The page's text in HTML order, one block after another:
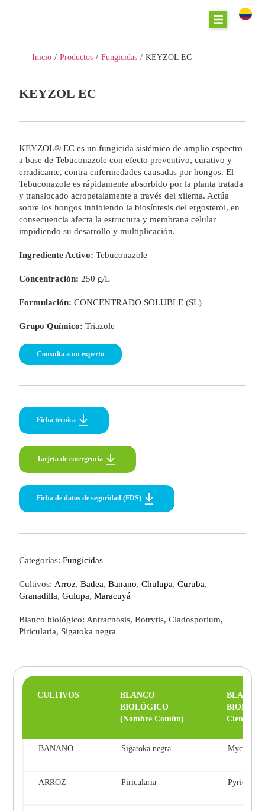
Inicio / Productos / Fungicidas / KEYZOL EC
KEYZOL EC
KEYZOL® EC es un fungicida sistémico de amplio espectro
a base de Tebuconazole con efecto preventivo, curativo y
erradicante, contra enfermedades causadas por hongos. El
Tebuconazole es rápidamente absorbido por la planta tratada
y translocado acropetalamente a través del xilema. Actúa
sobre los hongos inhibiendo la biosíntesis del ergosterol, en
consecuencia afecta la estructura y membrana celular
impidiendo su desarrollo y multiplicación.
Ingrediente Activo:Tebuconazole
Concentración: 250 g/L
Formulación:CONCENTRADO SOLUBLE (SL)
Grupo Químico:Triazole
Consulta a un experto
Ficha técnica
Tarjeta de emergencia
Ficha de datos de seguridad (FDS)
Categorías:Fungicidas
Cultivos: Arroz,Badea,Banano,Chulupa,Curuba,
Granadilla,Gulupa,Maracuyá
Blanco biológico: Antracnosis, Botrytis, Cladosporium,
Piricularia, Sigatoka negra
CULTIVOS
BLANCO
BIOLÓGICO
(Nombre Común)
BLANCO
Científico)
BANANO Sigatoka negra
ARROZ Piricularia